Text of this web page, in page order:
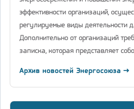
эффективности организаций,
регулируемые виды деятельности
Дополнительно от организаций
записка, которая представляет
Архив новостей Энергосоюза →